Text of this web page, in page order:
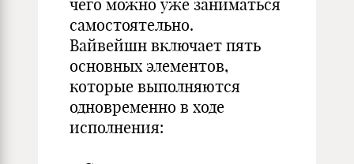
чего можно уже заниматься
самостоятельно.
Вайвейшн включает пять
основных элементов,
которые выполняются
одновременно в ходе
исполнения: